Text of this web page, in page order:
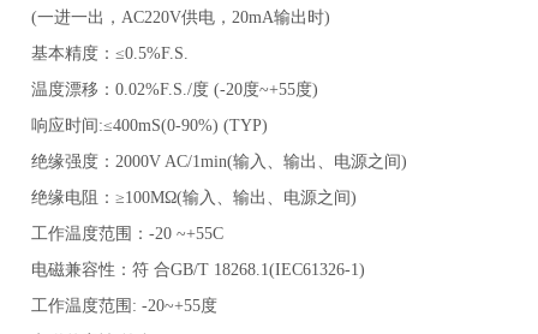
(一进一出，AC220V供电，20mA输出时)
基本精度：≤0.5%F.S.
温度漂移：0.02%F.S./度 (-20度~+55度)
响应时间:≤400mS(0-90%) (TYP)
绝缘强度：2000V AC/1min(输入、输出、电源之间)
绝缘电阻：≥100MΩ(输入、输出、电源之间)
工作温度范围：-20 ~+55C
电磁兼容性：符 合GB/T 18268.1(IEC61326-1)
工作温度范围: -20~+55度